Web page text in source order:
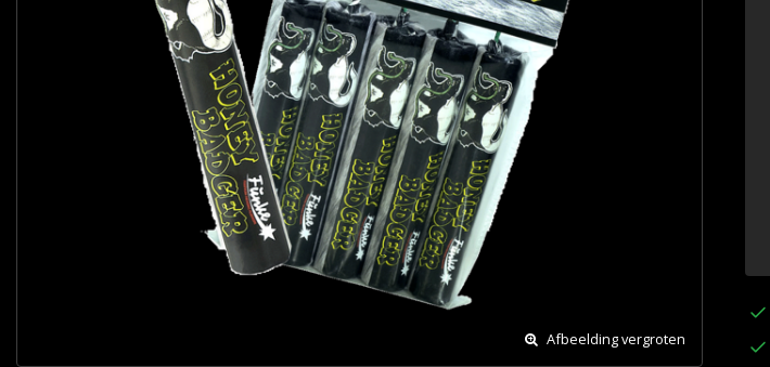
Afbeelding vergroten